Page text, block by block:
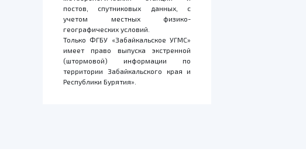
постов, спутниковых данных, с
учетом местных физико-
географических условий.
Только ФГБУ «Забайкальское УГМС»
имеет право выпуска экстренной
(штормовой) информации по
территории Забайкальского края и
Республики Бурятия».